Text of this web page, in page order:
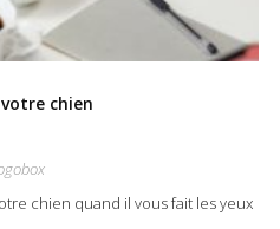
chien
chien quand il vous fait les yeux